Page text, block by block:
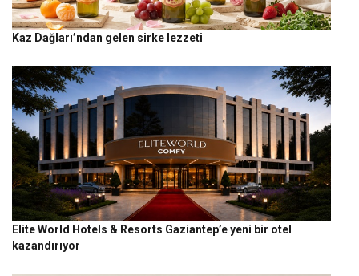
Kaz Dağları’ndan gelen sirke lezzeti
Elite World Hotels & Resorts Gaziantep’e yeni bir otel
kazandırıyor